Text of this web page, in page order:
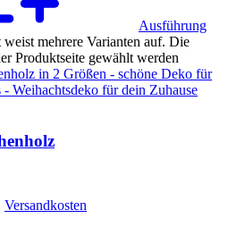
Ausführung
weist mehrere Varianten auf. Die
Produktseite gewählt werden
Versandkosten